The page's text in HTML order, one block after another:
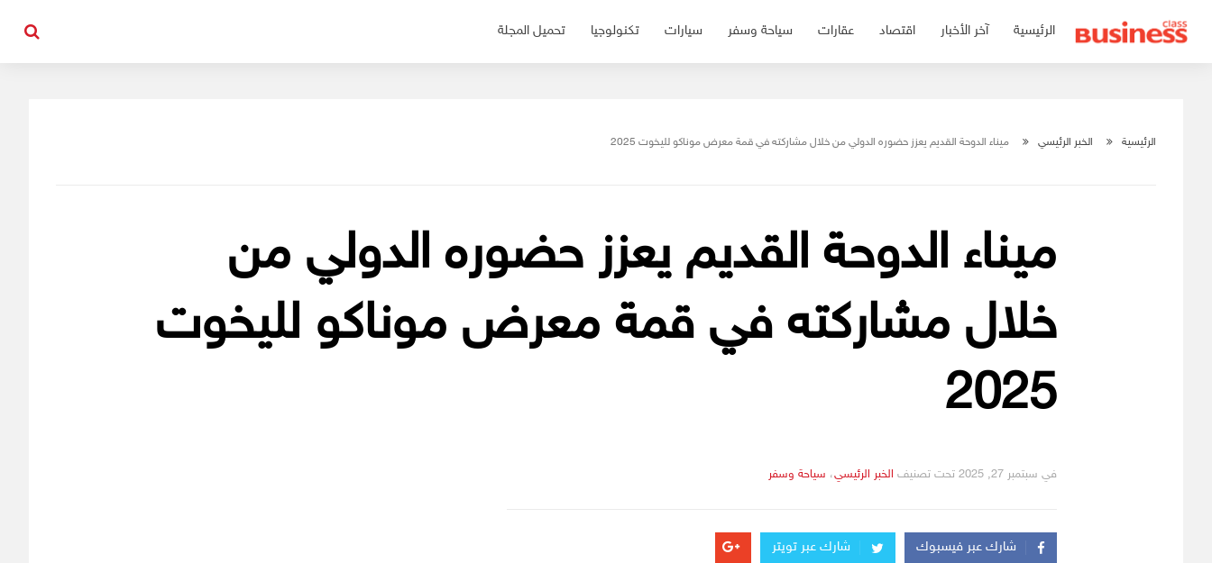
الرئيسية آخر الأخبار اقتصاد عقارات سياحة وسفر سيارات تكنولوجيا تحميل المجلة
الرئيسية الخبر الرئيسي ميناء الدوحة القديم يعزز حضوره الدولي من خلال مشاركته في قمة معرض موناكو لليخوت 2025
ميناء الدوحة القديم يعزز حضوره الدولي من
خلال مشاركته في قمة معرض موناكو لليخوت
2025
في سبتمبر 27, 2025 تحت تصنيف التصانيف
الخبر الرئيسي، سياحة وسفر
شارك عبر فيسبوك شارك عبر تويتر